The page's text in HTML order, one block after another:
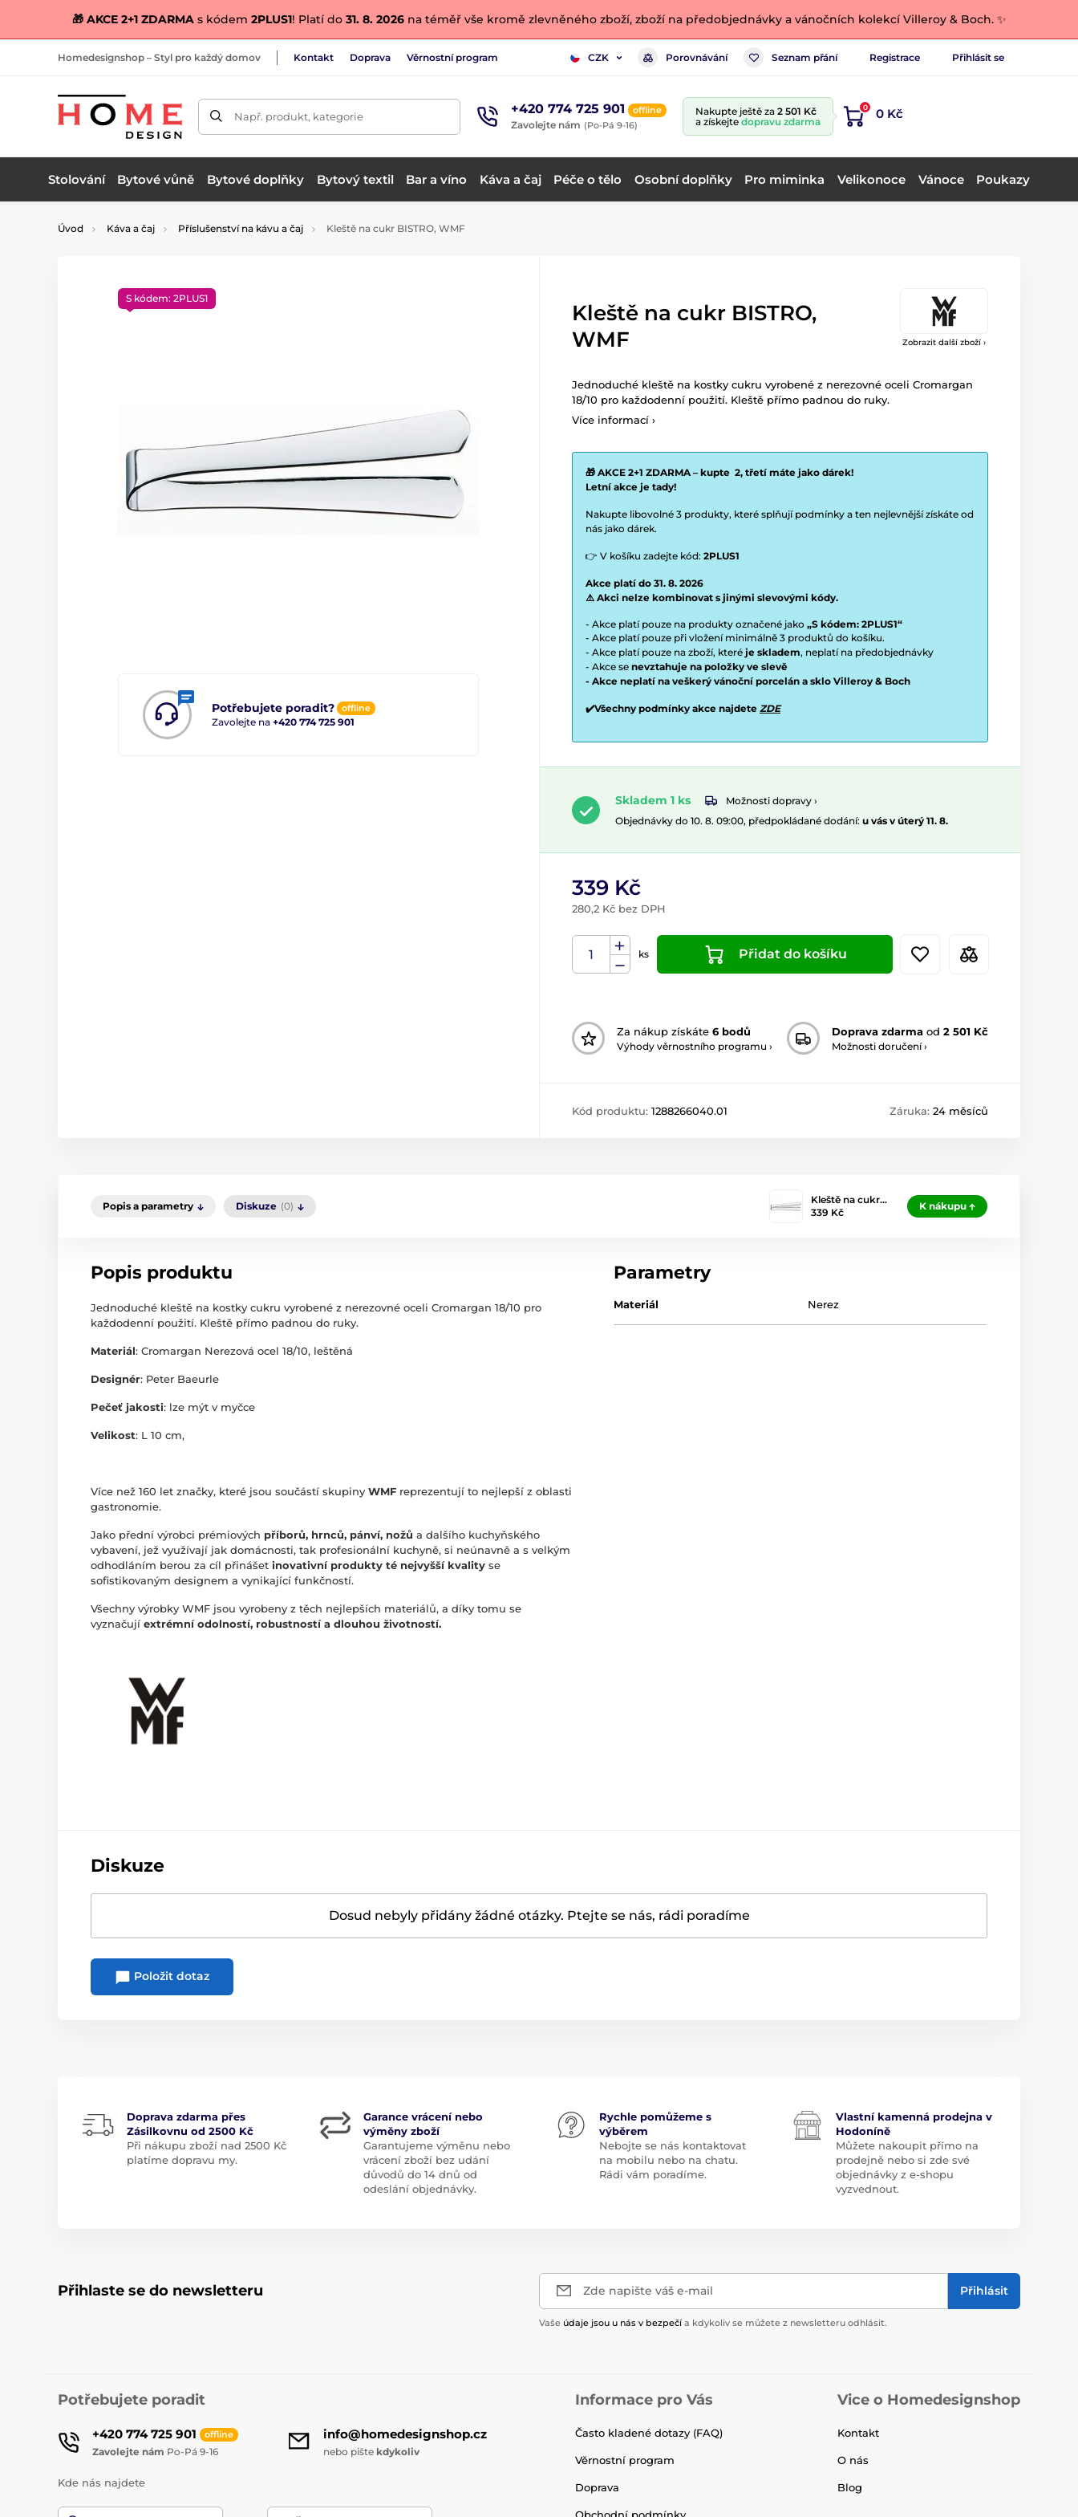
🎁 AKCE 2+1 ZDARMAs kódem 2PLUS1! Platí do31. 8. 2026na téměř vše kromě zlevněného zboží, zboží na předobjednávky a vánočních kolekcí Villeroy & Boch. ✨
Homedesignshop – Styl pro každý domov Kontakt Doprava Věrnostní program CZK Porovnávání Seznam přání Registrace Přihlásit se
Např. produkt, kategorie +420 774 725 901 offline
Zavolejte nám (Po-Pá 9-16)
Nakupte ještě za 2 501 Kč
a získejte dopravu zdarma
0 0 Kč
Stolování Bytové vůně Bytové doplňky Bytový textil Bar a víno Káva a čaj Péče o tělo Osobní doplňky Pro miminka Velikonoce Vánoce Poukazy
Úvod Káva a čaj Příslušenství na kávu a čaj Kleště na cukr BISTRO, WMF
Zobrazit další zboží ›
Potřebujete poradit? offline
Zavolejte na +420 774 725 901
S kódem: 2PLUS1
Kleště na cukr BISTRO,
WMF
Jednoduché kleště na kostky cukru vyrobené z nerezovné oceli Cromargan
18/10 pro každodenní použití. Kleště přímo padnou do ruky.
Více informací ›
🎁 AKCE 2+1 ZDARMA – kupte 2, třetí máte jako dárek!
Letní akce je tady!
Nakupte libovolné 3 produkty, které splňují podmínky a ten nejlevnější získáte od
nás jako dárek.
👉 V košíku zadejte kód: 2PLUS1
Akce platí do 31. 8. 2026
⚠️ Akci nelze kombinovat s jinými slevovými kódy.
- Akce platí pouze na produkty označené jako „S kódem: 2PLUS1“
- Akce platí pouze při vložení minimálně 3 produktů do košíku.
- Akce platí pouze na zboží, které je skladem, neplatí na předobjednávky
- Akce se nevztahuje na položky ve slevě
- Akce neplatí na veškerý vánoční porcelán a sklo Villeroy & Boch
✔️Všechny podmínky akce najdete ZDE
Skladem 1 ks
Možnosti dopravy ›
Objednávky do 10. 8. 09:00, předpokládané dodání: u vás v úterý 11. 8.
339 Kč
280,2 Kč bez DPH
ks Přidat do košíku
Za nákup získáte 6 bodů
Výhody věrnostního programu ›
Doprava zdarma od 2 501 Kč
Možnosti doručení ›
Kód produktu: 1288266040.01 Záruka: 24 měsíců
Popis a parametry Diskuze (0)
Kleště na cukr…
339 Kč
K nákupu
Popis produktu
Jednoduché kleště na kostky cukru vyrobené z nerezovné oceli Cromargan 18/10 pro
každodenní použití. Kleště přímo padnou do ruky.
Materiál: Cromargan Nerezová ocel 18/10, leštěná
Designér: Peter Baeurle
Pečeť jakosti: lze mýt v myčce
Velikost: L 10 cm,
Více než 160 let značky, které jsou součástí skupiny WMF reprezentují to nejlepší z oblasti
gastronomie.
Jako přední výrobci prémiových příborů, hrnců, pánví, nožů a dalšího kuchyňského
vybavení, jež využívají jak domácnosti, tak profesionální kuchyně, si neúnavně a s velkým
odhodláním berou za cíl přinášet inovativní produkty té nejvyšší kvality se
sofistikovaným designem a vynikající funkčností.
Všechny výrobky WMF jsou vyrobeny z těch nejlepších materiálů, a díky tomu se
vyznačují extrémní odolností, robustností a dlouhou životností.
Parametry
Materiál Nerez
Diskuze
Dosud nebyly přidány žádné otázky. Ptejte se nás, rádi poradíme
Položit dotaz
Doprava zdarma přes
Zásilkovnu od 2500 Kč
Při nákupu zboží nad 2500 Kč
platíme dopravu my.
Garance vrácení nebo
výměny zboží
Garantujeme výměnu nebo
vrácení zboží bez udání
důvodů do 14 dnů od
odeslání objednávky.
Rychle pomůžeme s
výběrem
Nebojte se nás kontaktovat
na mobilu nebo na chatu.
Rádi vám poradíme.
Vlastní kamenná prodejna v
Hodoníně
Můžete nakoupit přímo na
prodejně nebo si zde své
objednávky z e-shopu
vyzvednout.
Přihlaste se do newsletteru Zde napište váš e-mail Přihlásit
Vaše údaje jsou u nás v bezpečí a kdykoliv se můžete z newsletteru odhlásit.
Potřebujete poradit
+420 774 725 901 offline
Zavolejte nám Po-Pá 9-16
info@homedesignshop.cz
nebo pište kdykoliv
Kde nás najdete
Informace pro Vás
Často kladené dotazy (FAQ)
Věrnostní program
Doprava
Obchodní podmínky
Vice o Homedesignshop
Kontakt
O nás
Blog